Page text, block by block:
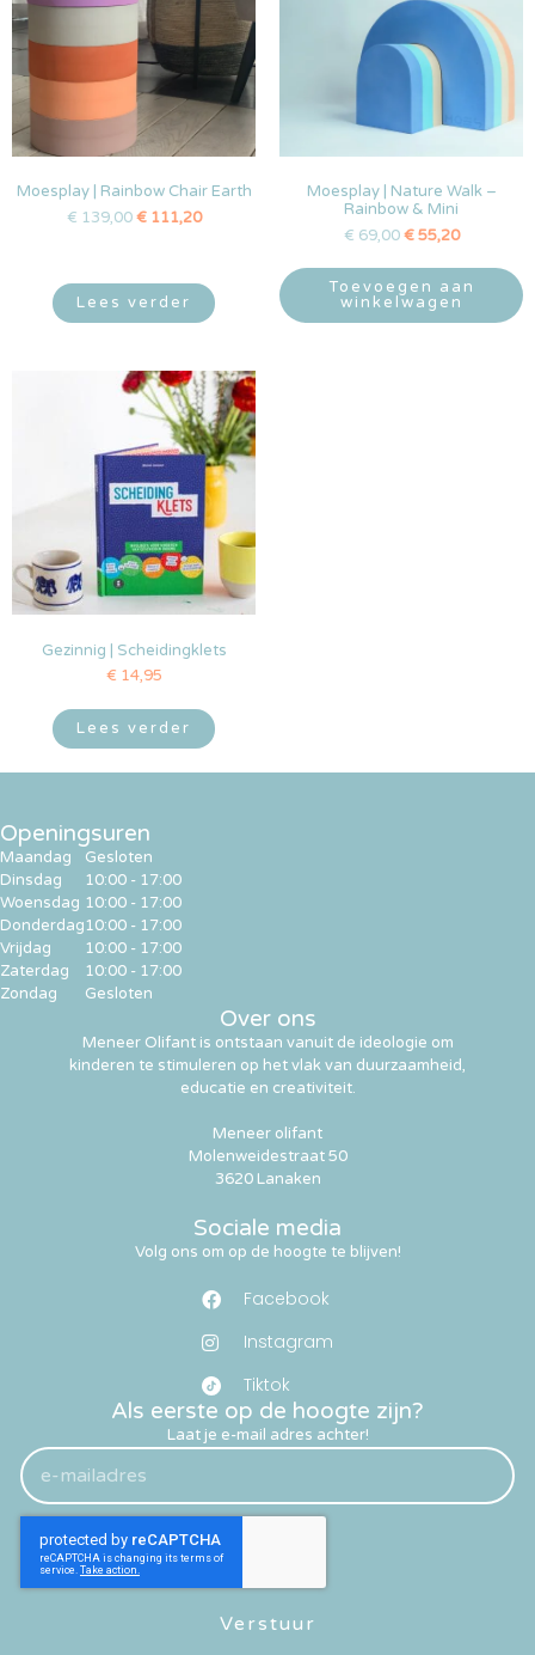
Moesplay | Rainbow Chair Earth
€ 139,00 €111,20
Lees verder
Moesplay | Nature Walk –
Rainbow & Mini
€ 69,00 €55,20
Toevoegen aan
winkelwagen
Gezinnig | Scheidingklets
€ 14,95
Lees verder
Als eerste op de hoogte zijn?
Laat je e-mail adres achter!
Verstuur
Sociale media
Volg ons om op de hoogte te blijven!
Facebook
Instagram
Tiktok
Over ons
Meneer Olifant is ontstaan vanuit de ideologie om
kinderen te stimuleren op het vlak van duurzaamheid,
educatie en creativiteit.
Meneer olifant
Molenweidestraat 50
3620 Lanaken
Openingsuren
Maandag
Dinsdag
Woensdag
Donderdag
Vrijdag
Zaterdag
Zondag
Gesloten
10:00 - 17:00
10:00 - 17:00
10:00 - 17:00
10:00 - 17:00
10:00 - 17:00
Gesloten